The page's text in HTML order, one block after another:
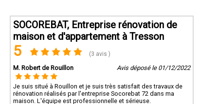
SOCOREBAT, Entreprise rénovation de
maison et d'appartement à Tresson
5 (3 avis )
M. Robert de Rouillon Avis déposé le 01/12/2022
Je suis situé à Rouillon et je suis très satisfait des travaux de
rénovation réalisés par l'entreprise Socorebat 72 dans ma
maison. L'équipe est professionnelle et sérieuse.